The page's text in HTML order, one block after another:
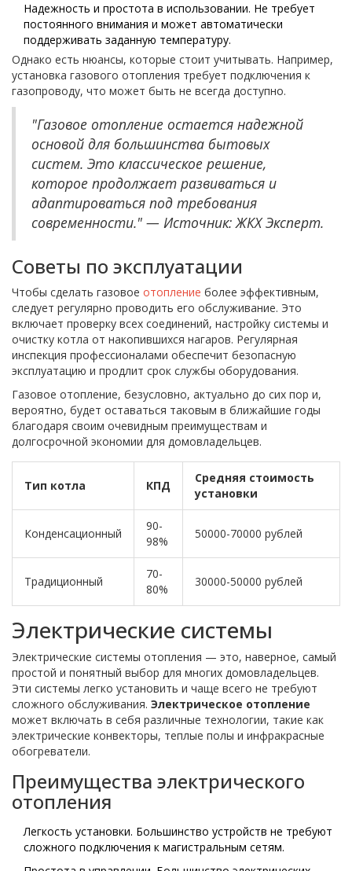
Надежность и простота в использовании. Не требует
постоянного внимания и может автоматически
поддерживать заданную температуру.
Однако есть нюансы, которые стоит учитывать. Например,
установка газового отопления требует подключения к
газопроводу, что может быть не всегда доступно.
"Газовое отопление остается надежной
основой для большинства бытовых
систем. Это классическое решение,
которое продолжает развиваться и
адаптироваться под требования
современности." — Источник: ЖКХ Эксперт.
Советы по эксплуатации
Чтобы сделать газовое отопление более эффективным,
следует регулярно проводить его обслуживание. Это
включает проверку всех соединений, настройку системы и
очистку котла от накопившихся нагаров. Регулярная
инспекция профессионалами обеспечит безопасную
эксплуатацию и продлит срок службы оборудования.
Газовое отопление, безусловно, актуально до сих пор и,
вероятно, будет оставаться таковым в ближайшие годы
благодаря своим очевидным преимуществам и
долгосрочной экономии для домовладельцев.
Тип котла КПД
Средняя стоимость
установки
Конденсационный
90-
98%
50000-70000 рублей
Традиционный
70-
80%
30000-50000 рублей
Электрические системы
Электрические системы отопления — это, наверное, самый
простой и понятный выбор для многих домовладельцев.
Эти системы легко установить и чаще всего не требуют
сложного обслуживания. Электрическое отопление
может включать в себя различные технологии, такие как
электрические конвекторы, теплые полы и инфракрасные
обогреватели.
Преимущества электрического
отопления
Легкость установки. Большинство устройств не требуют
сложного подключения к магистральным сетям.